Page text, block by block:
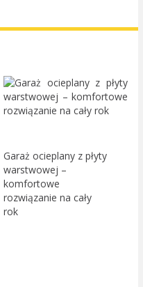
Garaż ocieplany z płyty
warstwowej –
komfortowe
rozwiązanie na cały
rok